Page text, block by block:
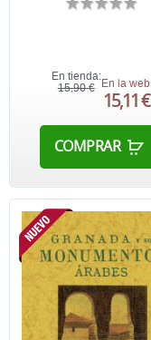
En tienda:
15,90 € En la
15,11 €
COMPRAR